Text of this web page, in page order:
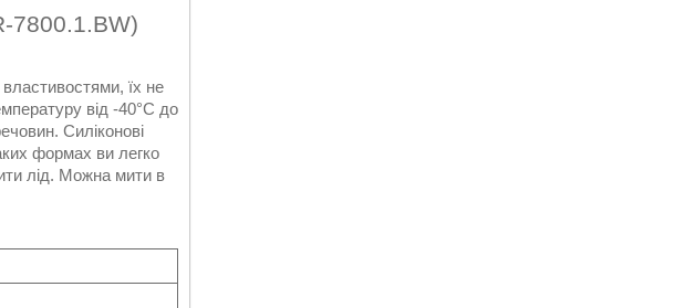
7800.1.BW)
їх не
від -40°С до
Силіконові
формах ви легко
лід. Можна мити в